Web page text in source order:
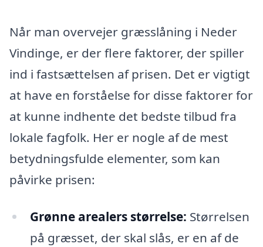
Når man overvejer græsslåning i Neder
Vindinge, er der flere faktorer, der spiller
ind i fastsættelsen af prisen. Det er vigtigt
at have en forståelse for disse faktorer for
at kunne indhente det bedste tilbud fra
lokale fagfolk. Her er nogle af de mest
betydningsfulde elementer, som kan
påvirke prisen:
Grønne arealers størrelse: Størrelsen
på græsset, der skal slås, er en af de